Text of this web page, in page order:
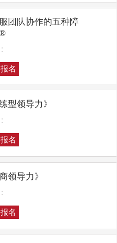
服团队协作的五种障
名
型领导力》
名
领导力》
名